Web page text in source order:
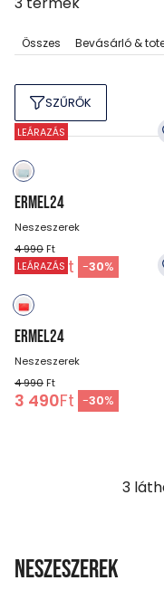
Összes Bevásárló &
SZŰRŐK
LEÁRAZÁS
ERMEL24
Neszeszerek
4 990 Ft
3 490Ft -30%
LEÁRAZÁS
ERMEL24
Neszeszerek
4 990 Ft
3 490Ft -30%
3
Neszeszerek